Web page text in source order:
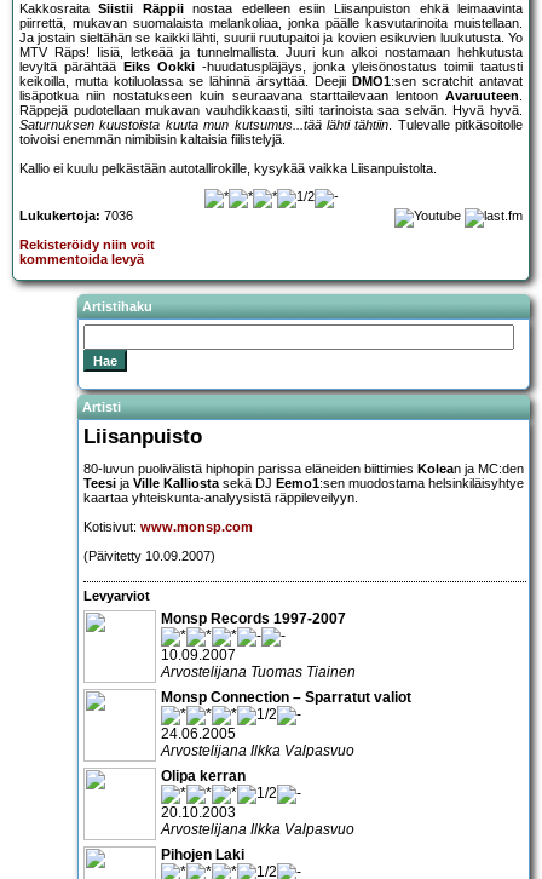
KakkosraitaSiistii Räppiinostaa edelleen esiin Liisanpuiston ehkä leimaavinta
piirrettä, mukavan suomalaista melankoliaa, jonka päälle kasvutarinoita muistellaan.
Ja jostain sieltähän se kaikki lähti, suurii ruutupaitoi ja kovien esikuvien luukutusta. Yo
MTV Räps! Iisiä, letkeää ja tunnelmallista. Juuri kun alkoi nostamaan hehkutusta
levyltä pärähtää
Eiks Ookki -huudatuspläjäys, jonka yleisönostatus toimii taatusti
keikoilla, mutta kotiluolassa se lähinnä ärsyttää. Deejii DMO1:sen scratchit antavat
lisäpotkua niin nostatukseen kuin seuraavana starttailevaan lentoon Avaruuteen.
Räppejä pudotellaan mukavan vauhdikkaasti, silti tarinoista saa selvän. Hyvä hyvä.
Saturnuksen kuustoista kuuta mun kutsumus...tää lähti tähtiin. Tulevalle pitkäsoitolle
toivoisi enemmän nimibiisin kaltaisia fiilistelyjä.
Kallio ei kuulu pelkästään autotallirokille, kysykää vaikka Liisanpuistolta.
Lukukertoja: 7036
Rekisteröidy niin voit
kommentoida levyä
Artistihaku
Artisti
Liisanpuisto
80-luvun puolivälistä hiphopin parissa eläneiden biittimies Kolean ja MC:den
Teesi ja Ville Kalliosta sekä DJ Eemo1:sen muodostama helsinkiläisyhtye
kaartaa yhteiskunta-analyysistä räppileveilyyn.
Kotisivut: www.monsp.com
(Päivitetty 10.09.2007)
Levyarviot
Monsp Records 1997-2007
10.09.2007
Arvostelijana Tuomas Tiainen
Monsp Connection – Sparratut valiot
24.06.2005
Arvostelijana Ilkka Valpasvuo
Olipa kerran
20.10.2003
Arvostelijana Ilkka Valpasvuo
Pihojen Laki